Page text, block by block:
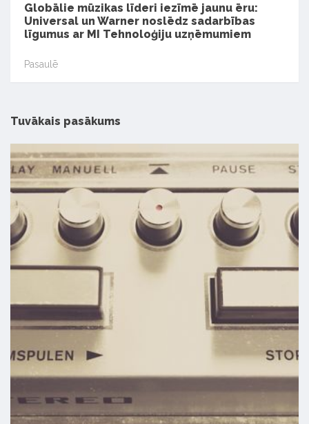
Globālie mūzikas līderi iezīmē jaunu ēru:
Universal un Warner noslēdz sadarbības
līgumus ar MI Tehnoloģiju uzņēmumiem
Pasaulē
Tuvākais pasākums